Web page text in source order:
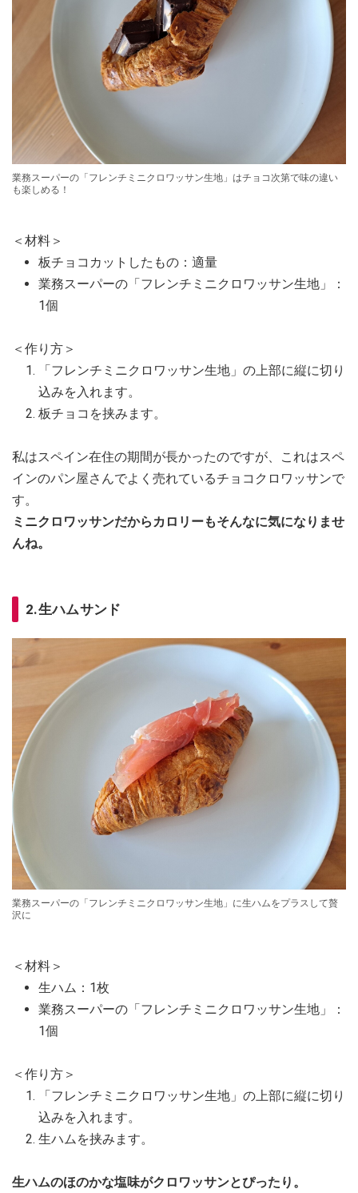
業務スーパーの「フレンチミニクロワッサン生地」はチョコ次第で味の違い
も楽しめる！
＜材料＞
板チョコカットしたもの：適量
業務スーパーの「フレンチミニクロワッサン生地」：
1個
＜作り方＞
「フレンチミニクロワッサン生地」の上部に縦に切り
込みを入れます。
板チョコを挟みます。
私はスペイン在住の期間が長かったのですが、これはスペ
インのパン屋さんでよく売れているチョコクロワッサンで
す。
ミニクロワッサンだからカロリーもそんなに気になりませ
んね。
2.生ハムサンド
業務スーパーの「フレンチミニクロワッサン生地」に生ハムをプラスして贅
沢に
＜材料＞
生ハム：1枚
業務スーパーの「フレンチミニクロワッサン生地」：
1個
＜作り方＞
「フレンチミニクロワッサン生地」の上部に縦に切り
込みを入れます。
生ハムを挟みます。
生ハムのほのかな塩味がクロワッサンとぴったり。